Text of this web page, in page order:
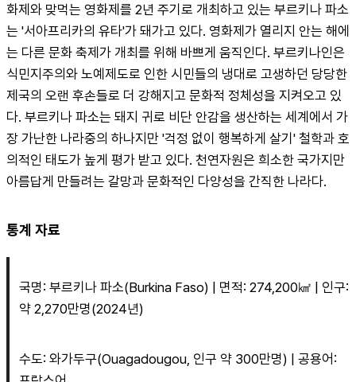
화제와 맞먹는 영화제를 2년 주기로 개최하고 있는 부르키나 파소
는 '서아프리카의 유타'가 돼가고 있다. 영화제가 열리지 안는 해에
는 다른 문화 축제가 개최를 위해 바쁘게 움직인다. 부르키나인은
식민지주의와 노예제도로 인한 시민들의 냉대로 고생하던 당당한
제국의 오랜 후손들로 더 강해지고 문화적 정체성을 지켜오고 있
다. 부르키나 파소는 돼지 귀로 비단 안감을 생산하는 세계에서 가
장 가난한 나라중의 하나지만 '걱정 없이 행복하게 살기' 철학과 호
의적인 태도가 높게 평가 받고 있다. 천연자원은 희소한 국가지만
아름답게 만들려는 갈망과 문화적인 다양성을 간직한 나라다.
통계 자료
국명: 부르키나 파소(Burkina Faso) | 면적: 274,200㎢ | 인구:
약 2,270만명(2024년)
수도: 와가두구(Ouagadougou, 인구 약 300만명) | 공용어: